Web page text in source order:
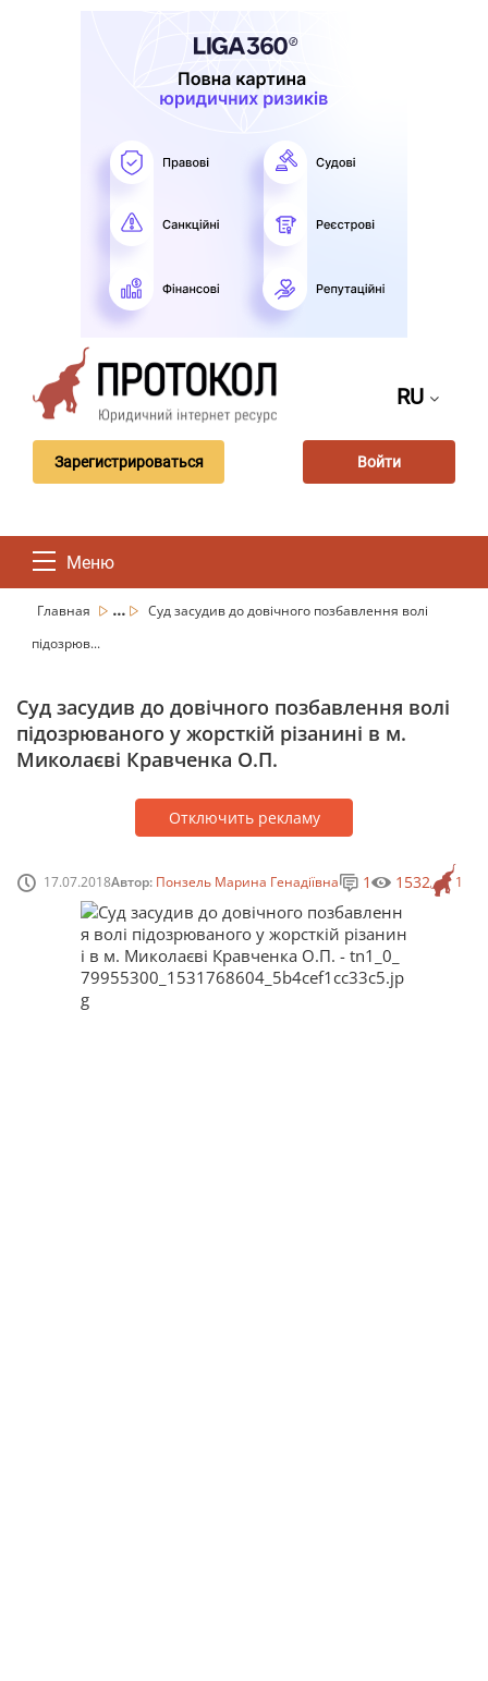
RU
Зарегистрироваться Войти
Меню
Главная ...
Суд засудив до довічного позбавлення волі
підозрюв...
Суд засудив до довічного позбавлення волі
підозрюваного у жорсткій різанині в м.
Миколаєві Кравченка О.П.
Отключить рекламу
17.07.2018Автор: Понзель Марина Генадіївна 1
1 1532